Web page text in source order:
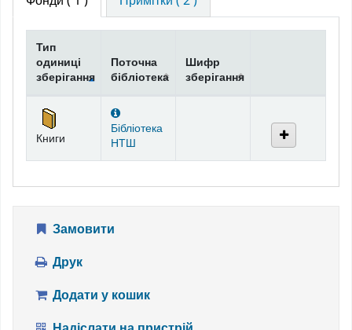
Тип
одиниці
зберігання
Поточна
бібліотека
Шифр
зберігання
Книги
Бібліотека
НТШ
Замовити
Друк
Додати у кошик